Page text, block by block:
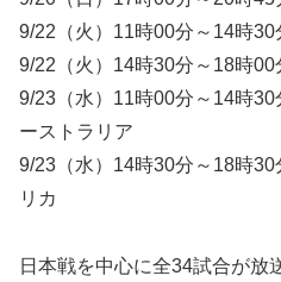
9/22（火）11時00分～14時
9/22（火）14時30分～18時
9/23（水）11時00分～14時
ーストラリア
9/23（水）14時30分～18時
リカ
日本戦を中心に全34試合が放